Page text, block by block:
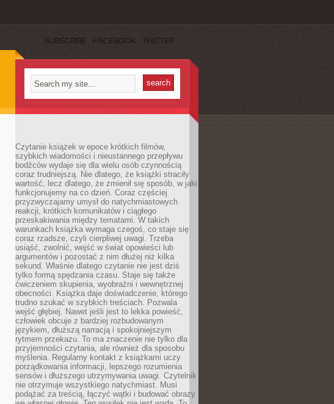
SUBSCRIBE FACEBOOK TWITTER
Czytanie książek w epoce krótkich filmów,
szybkich wiadomości i nieustannego przepływu
bodźców wydaje się dla wielu osób czynnością
coraz trudniejszą. Nie dlatego, że książki straciły
wartość, lecz dlatego, że zmienił się sposób, w jaki
funkcjonujemy na co dzień. Coraz częściej
przyzwyczajamy umysł do natychmiastowych
reakcji, krótkich komunikatów i ciągłego
przeskakiwania między tematami. W takich
warunkach książka wymaga czegoś, co staje się
coraz rzadsze, czyli cierpliwej uwagi. Trzeba
usiąść, zwolnić, wejść w świat opowieści lub
argumentów i pozostać z nim dłużej niż kilka
sekund. Właśnie dlatego czytanie nie jest dziś
tylko formą spędzania czasu. Staje się także
ćwiczeniem skupienia, wyobraźni i wewnętrznej
obecności. Książka daje doświadczenie, którego
trudno szukać w szybkich treściach. Pozwala
wejść głębiej. Nawet jeśli jest to lekka powieść,
człowiek obcuje z bardziej rozbudowanym
językiem, dłuższą narracją i spokojniejszym
rytmem przekazu. To ma znaczenie nie tylko dla
przyjemności czytania, ale również dla sposobu
myślenia. Regularny kontakt z książkami uczy
porządkowania informacji, lepszego rozumienia
sensów i dłuższego utrzymywania uwagi. Czytelnik
nie otrzymuje wszystkiego natychmiast. Musi
podążać za treścią, łączyć wątki i budować obrazy